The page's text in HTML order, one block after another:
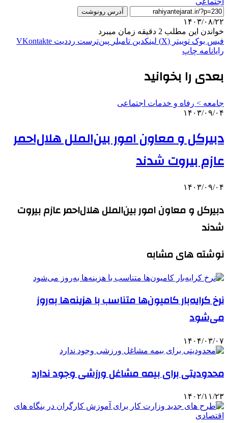
آدرس رونوشت
۱۴۰۳/۰۸/۲۲
خواندن این مطلب 2 دقیقه زمان میبرد
فیس بوک توییتر (X) لینکدین ‫تامبلر ‫پین‌ترست ‫رددیت ‫VKontakte
رایانامه چاپ
بعدی را بخوانید
جامعه > رفاه و خدمات اجتماعی
۱۴۰۳/۰۹/۰۴
دبیرکل و معاون امور بین‌الملل هلال‌احمر
عازم بیروت شدند
۱۴۰۳/۰۹/۰۴
دبیرکل و معاون امور بین‌الملل هلال‌احمر عازم بیروت
شدند
نوشته های مشابه
نرخ کرایه‌بار کامیون‌ها متناسب با هزینه‌ها به‌روز
می‌شود
۱۴۰۴/۰۳/۰۷
محدودیتی برای بیمه مشاغل ورزشی وجود ندارد
۱۴۰۲/۱۱/۲۳